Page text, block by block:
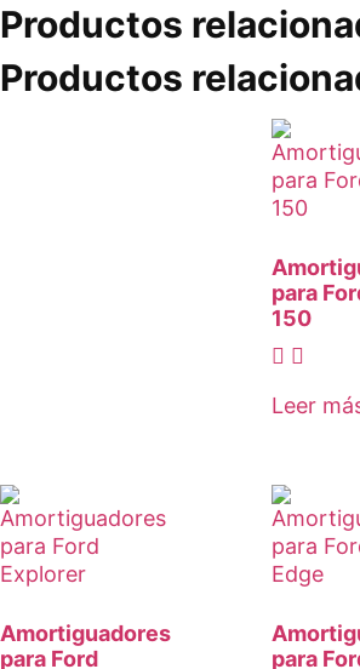
Productos
Productos
para
150
Leer
Amortiguadores
para Ford
para